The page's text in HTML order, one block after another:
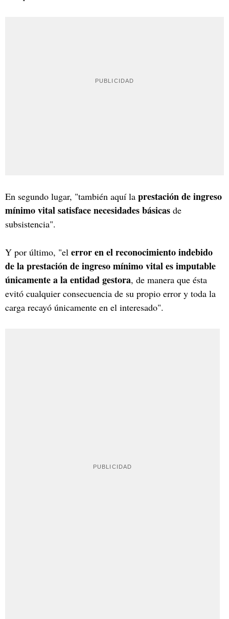
En segundo lugar, "también aquí la prestación de ingreso
mínimo vital satisface necesidades básicas de
subsistencia".
Y por último, "el error en el reconocimiento indebido
de la prestación de ingreso mínimo vital es imputable
únicamente a la entidad gestora, de manera que ésta
evitó cualquier consecuencia de su propio error y toda la
carga recayó únicamente en el interesado".